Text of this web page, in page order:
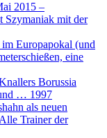
2015 –
Szymaniak mit der
Europapokal (und
eine
Borussia
… 1997
als neuen
Trainer der